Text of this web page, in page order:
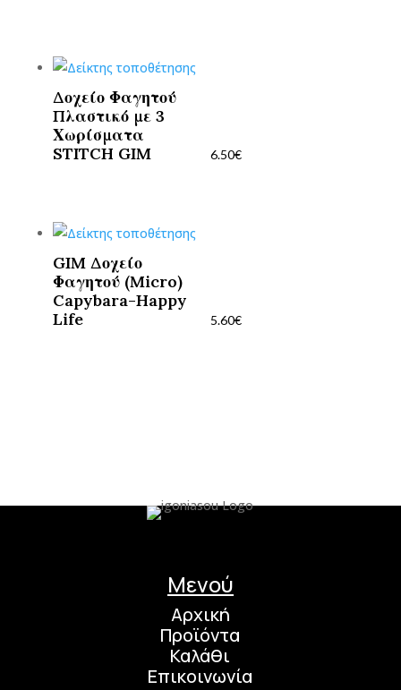
Δοχείο Φαγητού
Πλαστικό με 3
Χωρίσματα
STITCH GIM
6.50€
GIM Δοχείο
Φαγητού (Micro)
Capybara-Happy
Life
5.60€
Μενού
Αρχική
Προϊόντα
Καλάθι
Επικοινωνία